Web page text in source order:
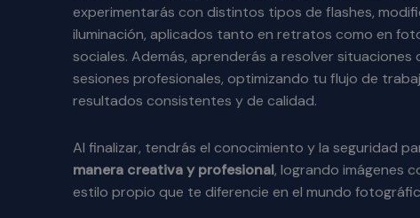
experimentarás con distintos tipos de flashes,
iluminación, aplicados tanto en retratos como en
sociales. Además, aprenderás a resolver situaciones
sesiones profesionales, optimizando tu flujo de
resultados consistentes y de calidad.
Al finalizar, tendrás el conocimiento y la seguridad
manera creativa y profesional, logrando imágenes
estilo propio que te diferencie en el mundo